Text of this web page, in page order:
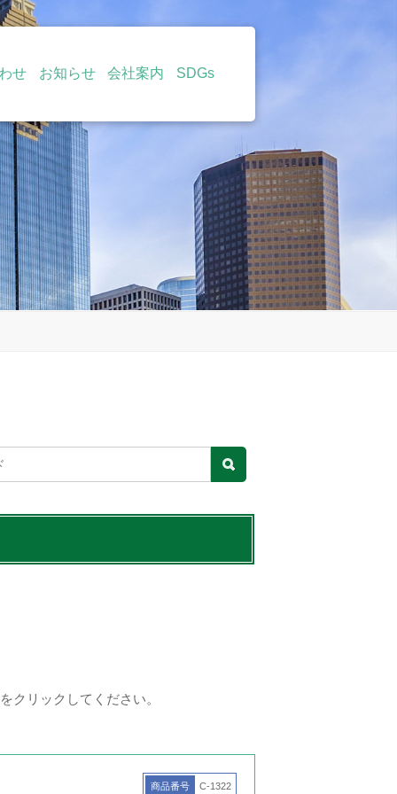
せ お知らせ 会社案内 SDGs
クリックしてください。
商品番号 C-1322